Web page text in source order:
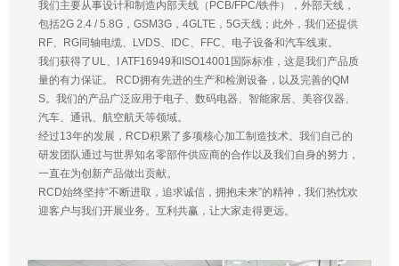
我们主要从事设计和制造内部天线（PCB/FPC/铁件），外部天线，
包括2G 2.4 / 5.8G，GSM3G，4GLTE，5G天线；此外，我们还提供
RF、RG同轴电缆、LVDS、IDC、FFC、电子设备和汽车线束。
我们获得了UL、I ATF16949和ISO14001国际标准，这是我们产品质
量的有力保证。 RCD拥有先进的生产和检测设备，以及完善的QM
S。我们的产品广泛应用于电子、数码电器、智能家居、美容仪器、
汽车、通讯、航空航天等领域。
经过13年的发展，RCD积累了多项核心加工制造技术。我们自己的
研发团队通过与世界知名零部件供应商的合作以及我们自身的努力，
一直在为创新产品做出贡献。
RCD始终坚持“不断进取，追求诚信，拥抱未来”的精神，我们热忱欢
迎客户与我们开展业务。互利共赢，让大家走得更远。